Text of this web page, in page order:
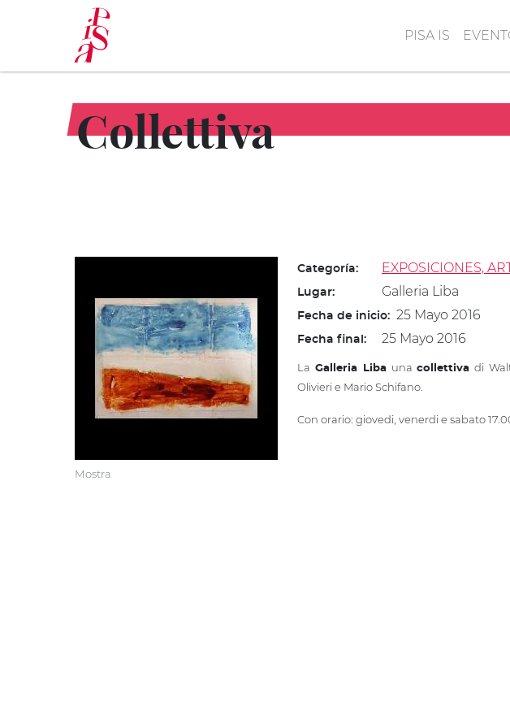
principal
PISA IS
Collettiva
Mostra
Categoría: EXPOSICIONES,
Lugar: Galleria Liba
Fecha de inicio: 25 Mayo 2016
Fecha final: 25 Mayo 2016
La Galleria Libaunacollettiva di
Olivieri e Mario Schifano.
Con orario: giovedi, venerdi e sabato